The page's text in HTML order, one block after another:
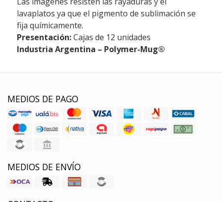
lavaplatos ya que el pigmento de sublimación se
fija químicamente.
Presentación:Cajas de 12 unidades
Industria Argentina – Polymer-Mug®
MEDIOS DE PAGO
MEDIOS DE ENVÍO